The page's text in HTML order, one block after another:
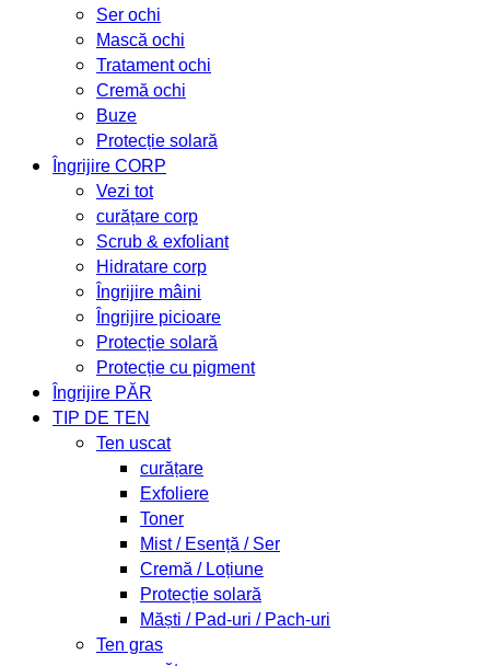
Ser ochi
Mască ochi
Tratament ochi
Cremă ochi
Buze
Protecție solară
Îngrijire CORP
Vezi tot
curățare corp
Scrub & exfoliant
Hidratare corp
Îngrijire mâini
Îngrijire picioare
Protecție solară
Protecție cu pigment
Îngrijire PĂR
TIP DE TEN
Ten uscat
curățare
Exfoliere
Toner
Mist / Esență / Ser
Cremă / Loțiune
Protecție solară
Măști / Pad-uri / Pach-uri
Ten gras